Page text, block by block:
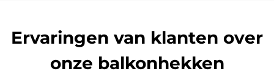
Ervaringen van klanten over
onze balkonhekken